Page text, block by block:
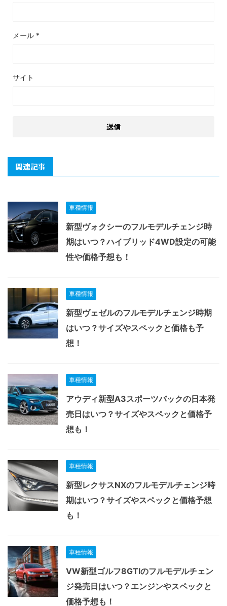
メール *
サイト
関連記事
車種情報
新型ヴォクシーのフルモデルチェンジ時
期はいつ？ハイブリッド4WD設定の可能
性や価格予想も！
車種情報
新型ヴェゼルのフルモデルチェンジ時期
はいつ？サイズやスペックと価格も予
想！
車種情報
アウディ新型A3スポーツバックの日本発
売日はいつ？サイズやスペックと価格予
想も！
車種情報
新型レクサスNXのフルモデルチェンジ時
期はいつ？サイズやスペックと価格予想
も！
車種情報
VW新型ゴルフ8GTIのフルモデルチェン
ジ発売日はいつ？エンジンやスペックと
価格予想も！